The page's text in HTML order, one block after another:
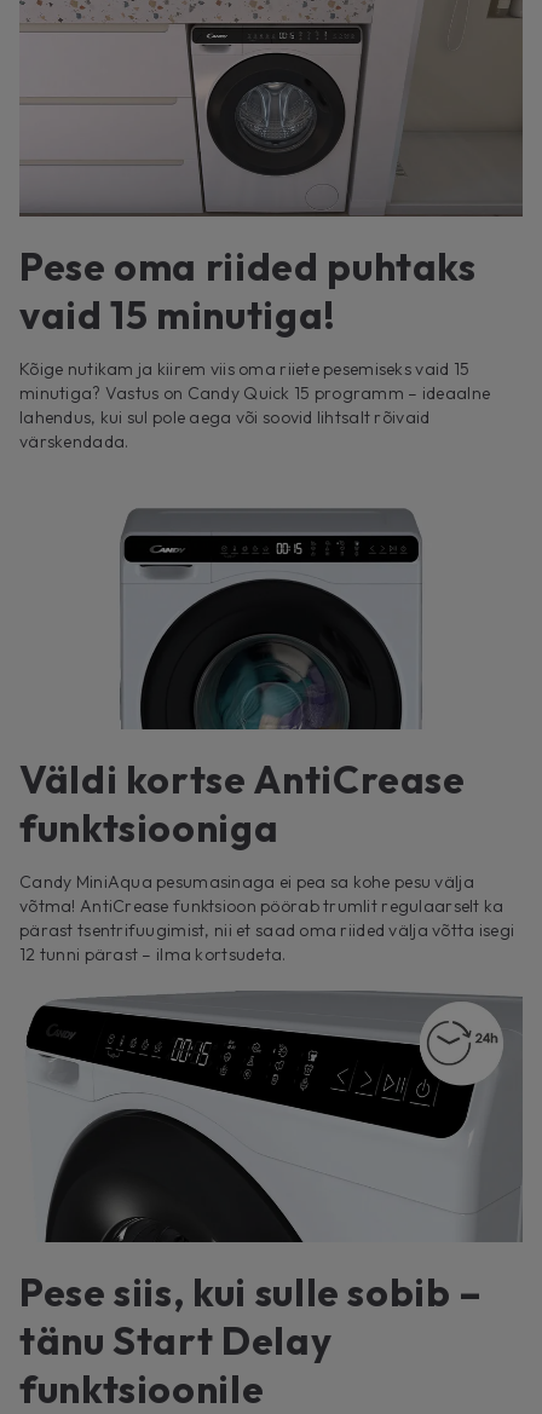
Pese oma riided puhtaks
vaid 15 minutiga!
Kõige nutikam ja kiirem viis oma riiete pesemiseks vaid 15
minutiga? Vastus on Candy Quick 15 programm – ideaalne
lahendus, kui sul pole aega või soovid lihtsalt rõivaid
värskendada.
Väldi kortse AntiCrease
funktsiooniga
Candy MiniAqua pesumasinaga ei pea sa kohe pesu välja
võtma! AntiCrease funktsioon pöörab trumlit regulaarselt ka
pärast tsentrifuugimist, nii et saad oma riided välja võtta isegi
12 tunni pärast – ilma kortsudeta.
Pese siis, kui sulle sobib –
tänu Start Delay
funktsioonile